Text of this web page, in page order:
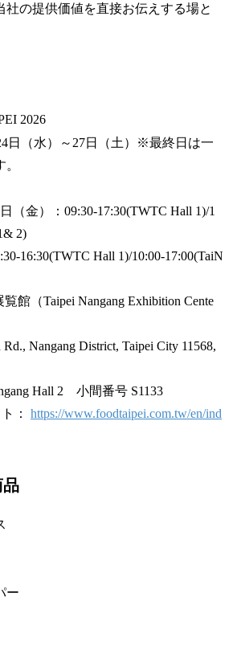
社の提供価値を直接お伝えする場と
2026
日（水）～27日（土）※最終日は一
（金）：09:30-17:30(TWTC Hall 1)/1
2)
16:30(TWTC Hall 1)/10:00-17:00(TaiN
館（Taipei Nangang Exhibition Cente
Rd., Nangang District, Taipei City 11568,
Hall 2 小間番号 S1133
： https://www.foodtaipei.com.tw/en/ind
品
ー